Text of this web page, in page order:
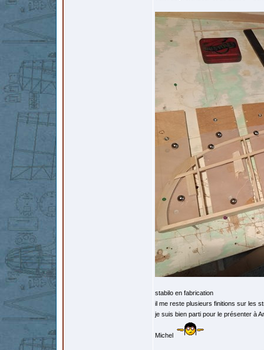
stabilo en fabrication
il me reste plusieurs finitions sur les
je suis bien parti pour le présenter à
Michel